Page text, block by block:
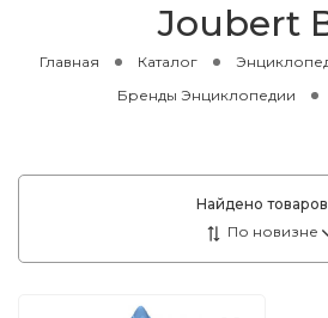
Joubert
Главная Каталог
Бренды Энциклопедии
Найдено